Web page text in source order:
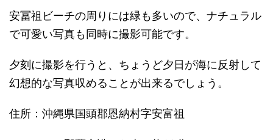
安冨祖ビーチの周りには緑も多いので、 ナチュラル
で可愛い写真も同時に撮影可能です。
夕刻に撮影を行うと、 ちょうど夕日が海に反射して
幻想的な写真収めることが出来るでし ょう。
住所：沖縄県国頭郡恩納村字安富祖